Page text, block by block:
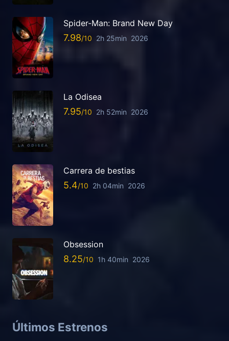
Spider-Man: Brand New Day
7.98 2h 25min 2026
La Odisea
7.95 2h 52min 2026
Carrera de bestias
5.4 2h 04min 2026
Obsession
8.25 1h 40min 2026
Últimos Estrenos